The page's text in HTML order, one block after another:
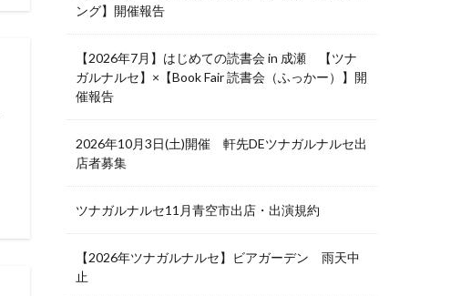
ング】開催報告
【2026年7月】はじめての読書会 in 成瀬 【ツナ
ガルナルセ】×【Book Fair 読書会（ふっかー）】開
催報告
2026年10月3日(土)開催 軒先DEツナガルナルセ出
店者募集
ツナガルナルセ11月青空市出店・出演規約
【2026年ツナガルナルセ】ビアガーデン 雨天中
止